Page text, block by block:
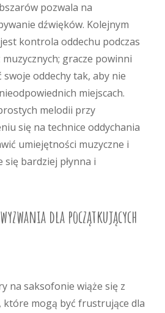
pozwala na
dźwięków. Kolejnym
kontrola oddechu podczas
gracze powinni
swoje oddechy tak, aby nie
miejscach.
melodii przy
się na technice oddychania
umiejętności muzyczne i
bardziej płynna i
dla początkujących
na saksofonie wiąże się z
które mogą być frustrujące dla